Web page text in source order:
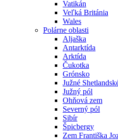
Vatikán
Veľká Británia
Wales
Polárne oblasti
Aljaška
Antarktída
Arktída
Čukotka
Grónsko
Južné
Južný pól
Ohňová zem
Severný pól
Sibír
Špicbergy
Zem Františka